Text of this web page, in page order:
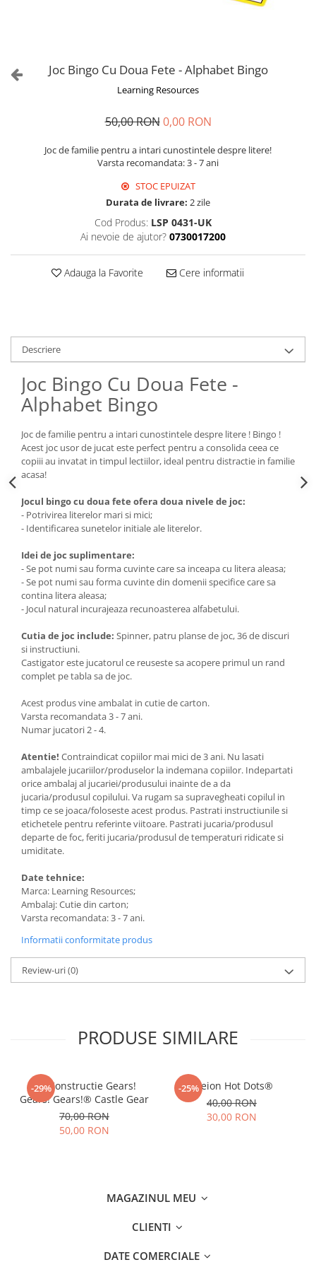
Joc Bingo Cu Doua Fete - Alphabet Bingo
Learning Resources
50,00 RON 0,00 RON
Joc de familie pentru a intari cunostintele despre litere!
Varsta recomandata: 3 - 7 ani
STOC EPUIZAT
Durata de livrare: 2 zile
Cod Produs: LSP 0431-UK
Ai nevoie de ajutor? 0730017200
Adauga la Favorite Cere informatii
Descriere
Joc Bingo Cu Doua Fete -
Alphabet Bingo
Joc de familie pentru a intari cunostintele despre litere ! Bingo !
Acest joc usor de jucat este perfect pentru a consolida ceea ce
copiii au invatat in timpul lectiilor, ideal pentru distractie in familie
acasa!
Jocul bingo cu doua fete ofera doua nivele de joc:
- Potrivirea literelor mari si mici;
- Identificarea sunetelor initiale ale literelor.
Idei de joc suplimentare:
- Se pot numi sau forma cuvinte care sa inceapa cu litera aleasa;
- Se pot numi sau forma cuvinte din domenii specifice care sa
contina litera aleasa;
- Jocul natural incurajeaza recunoasterea alfabetului.
Cutia de joc include: Spinner, patru planse de joc, 36 de discuri
si instructiuni.
Castigator este jucatorul ce reuseste sa acopere primul un rand
complet pe tabla sa de joc.
Acest produs vine ambalat in cutie de carton.
Varsta recomandata 3 - 7 ani.
Numar jucatori 2 - 4.
Atentie! Contraindicat copiilor mai mici de 3 ani. Nu lasati
ambalajele jucariilor/produselor la indemana copiilor. Indepartati
orice ambalaj al jucariei/produsului inainte de a da
jucaria/produsul copilului. Va rugam sa supravegheati copilul in
timp ce se joaca/foloseste acest produs. Pastrati instructiunile si
etichetele pentru referinte viitoare. Pastrati jucaria/produsul
departe de foc, feriti jucaria/produsul de temperaturi ridicate si
umiditate.​
Date tehnice:
Marca: Learning Resources;
Ambalaj: Cutie din carton;
Varsta recomandata: 3 - 7 ani.
Informatii conformitate produs
Review-uri(0)
PRODUSE SIMILARE
-29%
Joc Constructie Gears!
Gears! Gears!® Castle Gear
70,00 RON
50,00 RON
-25%Creion Hot Dots®
40,00 RON
30,00 RON
MAGAZINUL MEU
CLIENTI
DATE COMERCIALE